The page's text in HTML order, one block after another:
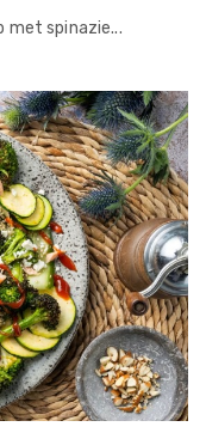
met spinazie...